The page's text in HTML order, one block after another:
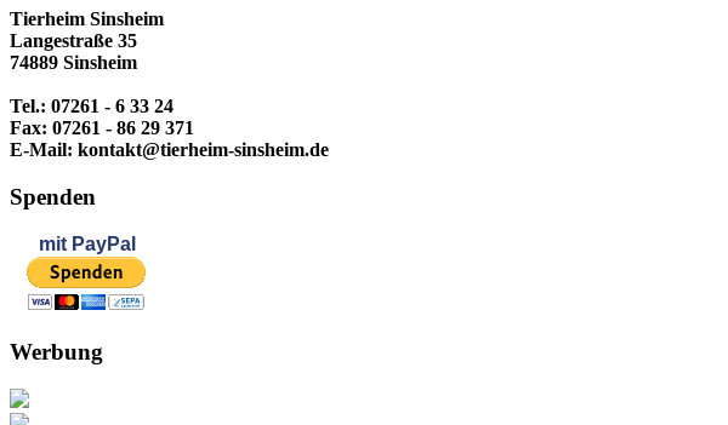
Tierheim Sinsheim
Langestraße 35
74889 Sinsheim
Tel.: 07261 - 6 33 24
Fax: 07261 - 86 29 371
E-Mail: kontakt@tierheim-sinsheim.de
Spenden
mit PayPal
Werbung